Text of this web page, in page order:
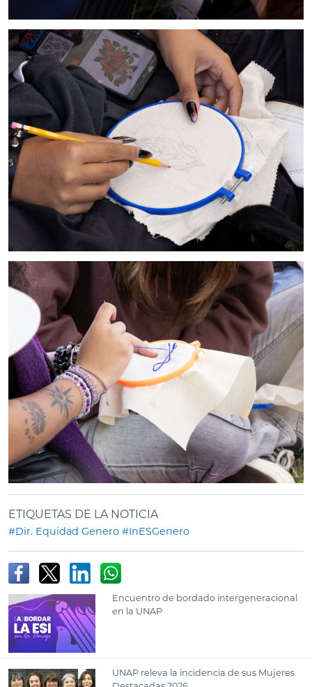
ETIQUETAS DE LA NOTICIA
#Dir. Equidad Genero #InESGenero
Encuentro de bordado intergeneracional
en la UNAP
UNAP releva la incidencia de sus Mujeres